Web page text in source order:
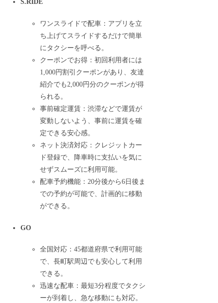
S.RIDE
ワンスライドで配車：アプリを立
ち上げてスライドするだけで簡単
にタクシーを呼べる。
クーポンでお得：初回利用者には
1,000円割引クーポンがあり、友達
紹介でも2,000円分のクーポンが得
られる。
事前確定運賃：渋滞などで運賃が
変動しないよう、事前に運賃を確
定できる安心感。
ネット決済対応：クレジットカー
ド登録で、降車時に支払いを気に
せずスムーズに利用可能。
配車予約機能：20分後から6日後ま
での予約が可能で、計画的に移動
ができる。
GO
全国対応：45都道府県で利用可能
で、長町駅周辺でも安心して利用
できる。
迅速な配車：最短3分程度でタクシ
ーが到着し、急な移動にも対応。